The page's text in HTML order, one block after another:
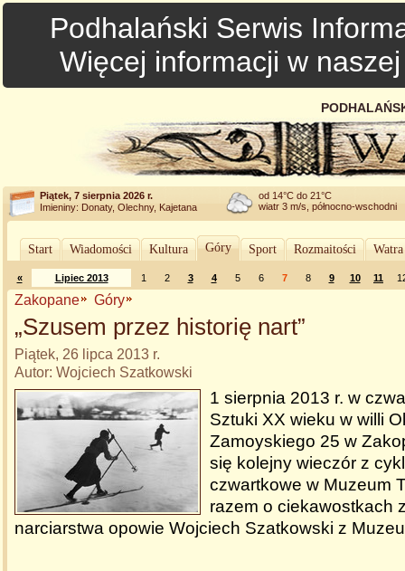
Podhalański Serwis
Więcej informacji w
Piątek, 7 sierpnia 2026 r.
Imieniny: Donaty, Olechny, Kajetana
od 14°C do 21°C
wiatr 3 m/s, północno-wschodni
Start Wiadomości Kultura Góry Sport Rozmaitości
« Lipiec 2013 1 2 3 4 5 6 7 8 9 10 11
Zakopane Góry
„Szusem przez historię nart”
Piątek, 26 lipca 2013 r.
Autor: Wojciech Szatkowski
1 sierpnia 2013 r. w
Sztuki XX wieku w willi
Zamoyskiego 25 w
się kolejny wieczór z
czwartkowe w Muzeum
razem o ciekawostkach
narciarstwa opowie Wojciech Szatkowski z